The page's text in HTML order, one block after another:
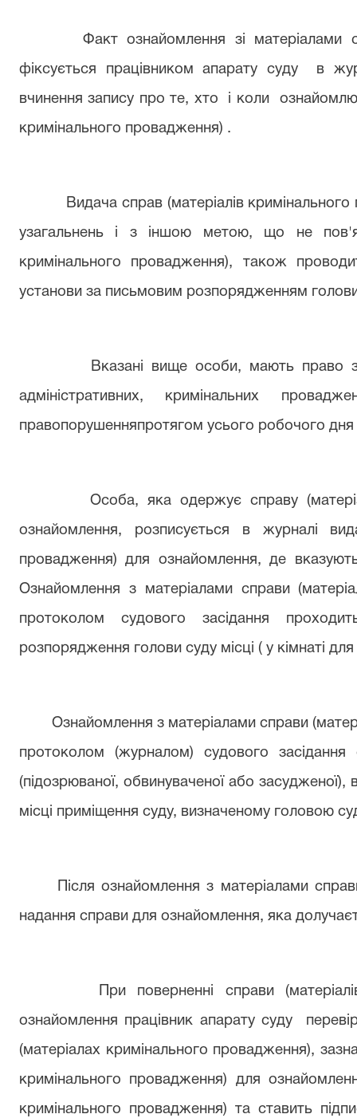
Факт ознайомлення зі матеріалами
фіксується працівником апарату суду в
вчинення запису про те, хто і коли
кримінального провадження) .
Видача справ (матеріалів
узагальнень і з іншою метою, що не
кримінального провадження), також
установи за письмовим розпорядженням
Вказані вище особи, мають право
адміністративних, кримінальних
правопорушенняпротягом усього робочого дня
Особа, яка одержує справу
ознайомлення, розписується в журналі
провадження) для ознайомлення, де
Ознайомлення з матеріалами справи
протоколом судового засідання
розпорядження голови суду місці ( у кімнаті
Ознайомлення з матеріалами справи
протоколом (журналом) судового
(підозрюваної, обвинуваченої або засудженої),
місці приміщення суду, визначеному головою
Після ознайомлення з матеріалами
надання справи для ознайомлення, яка
При поверненні справи
ознайомлення працівник апарату суду
(матеріалах кримінального провадження),
кримінального провадження) для
кримінального провадження) та ставить